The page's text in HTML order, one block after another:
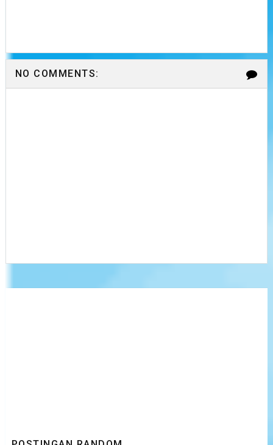
NO COMMENTS: